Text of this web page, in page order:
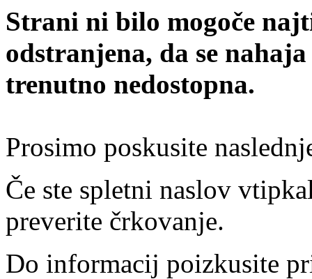
Strani ni bilo mogoče
odstranjena, da se
trenutno nedostopna.
Prosimo poskusite
Če ste spletni naslov
preverite črkovanje.
Do informacij poizkusite